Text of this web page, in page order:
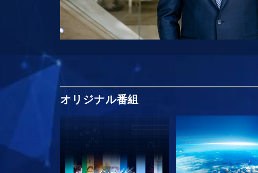
オリジナル番組